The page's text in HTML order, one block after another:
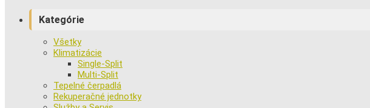
Kategórie
Všetky
Klimatizácie
Single-Split
Multi-Split
Tepelné čerpadlá
Rekuperačné jednotky